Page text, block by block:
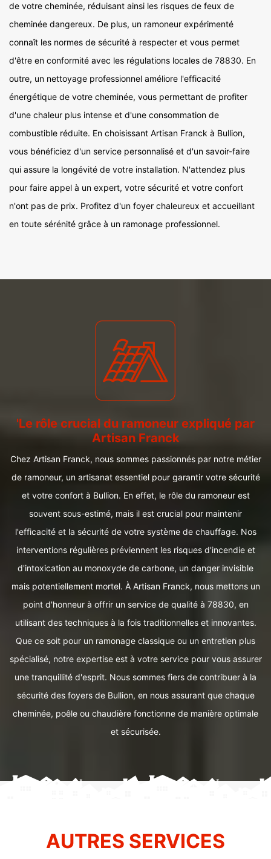
de votre cheminée, réduisant ainsi les risques de feux de
cheminée dangereux. De plus, un ramoneur expérimenté
connaît les normes de sécurité à respecter et vous permet
d'être en conformité avec les régulations locales de 78830. En
outre, un nettoyage professionnel améliore l'efficacité
énergétique de votre cheminée, vous permettant de profiter
d'une chaleur plus intense et d'une consommation de
combustible réduite. En choisissant Artisan Franck à Bullion,
vous bénéficiez d'un service personnalisé et d'un savoir-faire
qui assure la longévité de votre installation. N'attendez plus
pour faire appel à un expert, votre sécurité et votre confort
n'ont pas de prix. Profitez d'un foyer chaleureux et accueillant
en toute sérénité grâce à un ramonage professionnel.
'Le rôle crucial du ramoneur expliqué par
Artisan Franck
Chez Artisan Franck, nous sommes passionnés par notre métier
de ramoneur, un artisanat essentiel pour garantir votre sécurité
et votre confort à Bullion. En effet, le rôle du ramoneur est
souvent sous-estimé, mais il est crucial pour maintenir
l'efficacité et la sécurité de votre système de chauffage. Nos
interventions régulières préviennent les risques d'incendie et
d'intoxication au monoxyde de carbone, un danger invisible
mais potentiellement mortel. À Artisan Franck, nous mettons un
point d'honneur à offrir un service de qualité à 78830, en
utilisant des techniques à la fois traditionnelles et innovantes.
Que ce soit pour un ramonage classique ou un entretien plus
spécialisé, notre expertise est à votre service pour vous assurer
une tranquillité d'esprit. Nous sommes fiers de contribuer à la
sécurité des foyers de Bullion, en nous assurant que chaque
cheminée, poêle ou chaudière fonctionne de manière optimale
et sécurisée.
AUTRES SERVICES